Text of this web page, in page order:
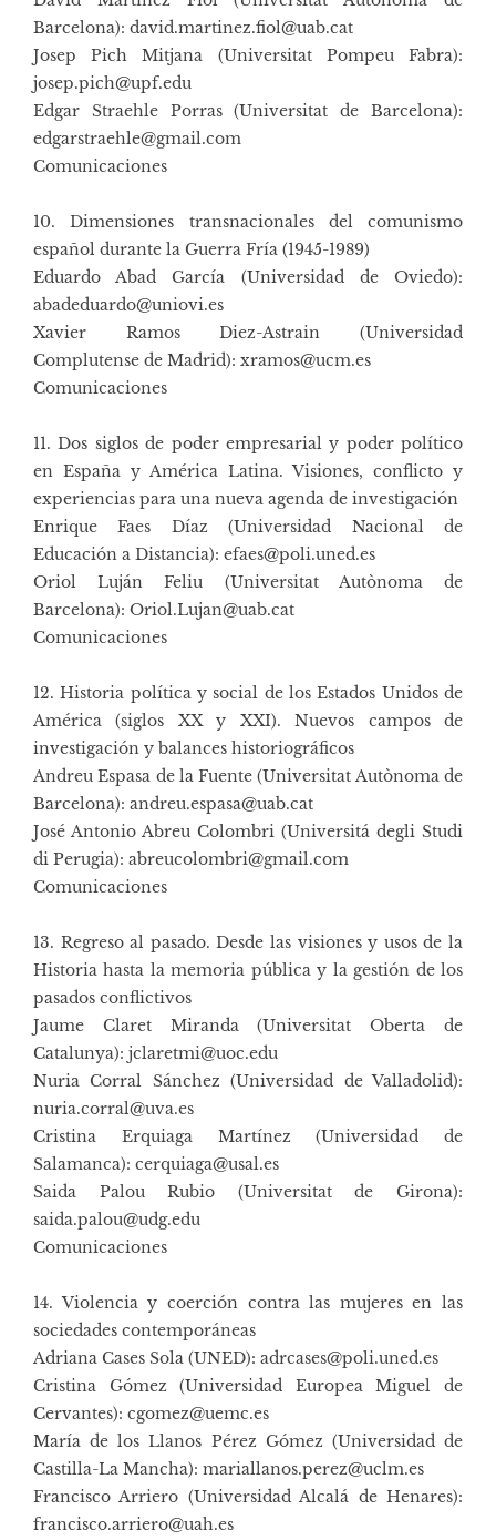
Barcelona): david.martinez.fiol@uab.cat
Josep Pich Mitjana (Universitat Pompeu Fabra):
josep.pich@upf.edu
Edgar Straehle Porras (Universitat de Barcelona):
edgarstraehle@gmail.com
Comunicaciones
10. Dimensiones transnacionales del comunismo
español durante la Guerra Fría (1945-1989)
Eduardo Abad García (Universidad de Oviedo):
abadeduardo@uniovi.es
Xavier Ramos Diez-Astrain (Universidad
Complutense de Madrid): xramos@ucm.es
Comunicaciones
11. Dos siglos de poder empresarial y poder político
en España y América Latina. Visiones, conflicto y
experiencias para una nueva agenda de investigación
Enrique Faes Díaz (Universidad Nacional de
Educación a Distancia): efaes@poli.uned.es
Oriol Luján Feliu (Universitat Autònoma de
Barcelona): Oriol.Lujan@uab.cat
Comunicaciones
12. Historia política y social de los Estados Unidos de
América (siglos XX y XXI). Nuevos campos de
investigación y balances historiográficos
Andreu Espasa de la Fuente (Universitat Autònoma de
Barcelona): andreu.espasa@uab.cat
José Antonio Abreu Colombri (Universitá degli Studi
di Perugia): abreucolombri@gmail.com
Comunicaciones
13. Regreso al pasado. Desde las visiones y usos de la
Historia hasta la memoria pública y la gestión de los
pasados conflictivos
Jaume Claret Miranda (Universitat Oberta de
Catalunya): jclaretmi@uoc.edu
Nuria Corral Sánchez (Universidad de Valladolid):
nuria.corral@uva.es
Cristina Erquiaga Martínez (Universidad de
Salamanca): cerquiaga@usal.es
Saida Palou Rubio (Universitat de Girona):
saida.palou@udg.edu
Comunicaciones
14. Violencia y coerción contra las mujeres en las
sociedades contemporáneas
Adriana Cases Sola (UNED): adrcases@poli.uned.es
Cristina Gómez (Universidad Europea Miguel de
Cervantes): cgomez@uemc.es
María de los Llanos Pérez Gómez (Universidad de
Castilla-La Mancha): mariallanos.perez@uclm.es
Francisco Arriero (Universidad Alcalá de Henares):
francisco.arriero@uah.es